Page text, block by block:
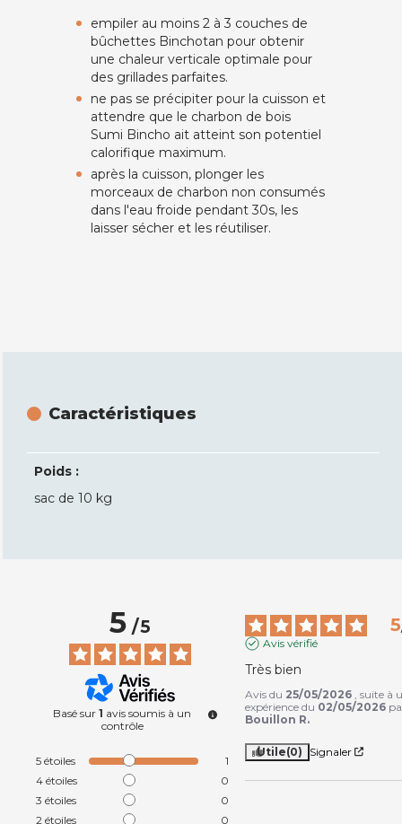
empiler au moins 2 à 3 couches de
bûchettes Binchotan pour obtenir
une chaleur verticale optimale pour
des grillades parfaites.
ne pas se précipiter pour la cuisson et
attendre que le charbon de bois
Sumi Bincho ait atteint son potentiel
calorifique maximum.
après la cuisson, plonger les
morceaux de charbon non consumés
dans l'eau froide pendant 30s, les
laisser sécher et les réutiliser.
Caractéristiques
Poids :
sac de 10 kg
5/5
Basé sur 1 avis soumis à un
contrôle
5 étoiles
1
4 étoiles
0
3 étoiles
0
2 étoiles
0
5
Avis vérifié
Très bien
Avis du 25/05/2026 , suite à
expérience du 02/05/2026
Bouillon R.
Utile(0) Signaler